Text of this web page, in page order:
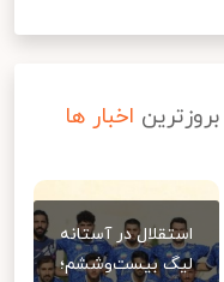
بروزترین اخبار ها
استقلال در آستانه
لیگ بیست‌وششم؛